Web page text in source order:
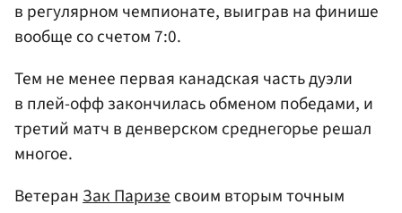
в регулярном чемпионате, выиграв на финише
вообще со счетом 7:0.
Тем не менее первая канадская часть дуэли
в плей-офф закончилась обменом победами, и
третий матч в денверском среднегорье решал
многое.
ВетеранЗак Паризесвоим вторым точным